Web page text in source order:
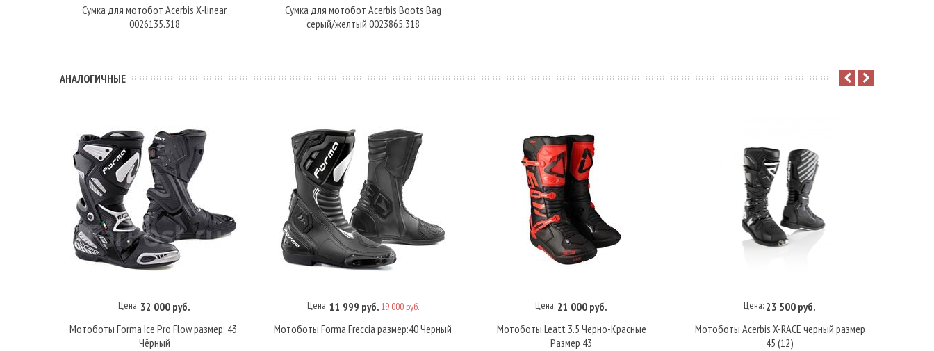
Сумка для мотобот Acerbis X-linear
0026135.318
Сумка для мотобот Acerbis Boots Bag
серый/желтый 0023865.318
АНАЛОГИЧНЫЕ
В корзину
Цена: 32 000 руб.
Мотоботы Forma Ice Pro Flow размер: 43,
Чёрный
В корзину
Цена:11 999 руб.19 000 руб.
Мотоботы Forma Freccia размер:40 Черный
В корзину
Цена: 21 000 руб.
Мотоботы Leatt 3.5 Черно-Красные
Размер 43
В корзину
Цена: 23 500 руб.
Мотоботы Acerbis X-RACE черный размер
45 (12)